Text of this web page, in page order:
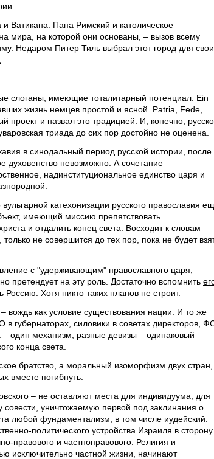
Ватикана. Папа Римский и католическое
мира, на которой они основаны, – вызов всему
Недаром Питер Тиль выбрал этот город для
слоганы, имеющие тоталитарный потенциал. Ein
жизнь немцев простой и ясной. Patria, Fede,
проект и назвал это традицией. И, конечно,
триада до сих пор достойно не оценена.
в синодальный период русской истории, после
духовенство невозможно. А сочетание
надинституциональное единство царя и
катехонизации русского православия
имеющий миссию препятствовать
и отдалить конец света. Восходит к словам
не совершится до тех пор, пока не будет
с "удерживающим" православного царя,
претендует на эту роль. Достаточно вспомнить
Хотя никто таких планов не строит.
вождь как условие существования нации. И то же
губернаторах, силовики в советах директоров,
один механизм, разные девизы – одинаковый
конца света.
братство, а моральный изоморфизм двух стран,
вместе погибнуть.
– не оставляют места для индивидуума, для
совести, уничтожаемую первой под заклинания о
любой фундаментализм, в том числе иудейский.
политического устройства Израиля в сторону
правового и частноправового. Религия и
исключительно частной жизни, начинают